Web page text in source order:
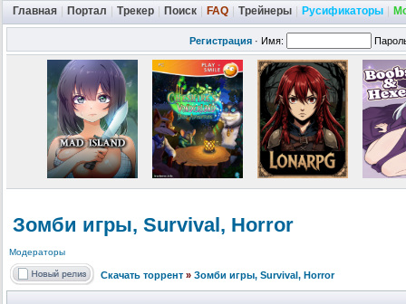
Главная Портал Трекер Поиск FAQ Трейнеры Русификаторы
Регистрация · Имя:
Зомби игры, Survival, Horror
Модераторы
Скачать торрент » Зомби игры, Survival, Horror